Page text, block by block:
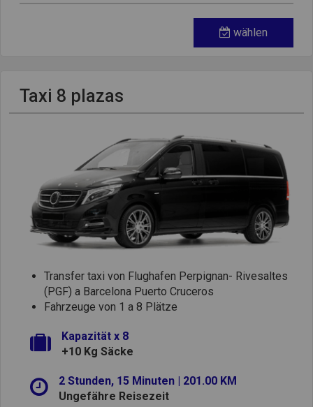
wählen
Taxi 8 plazas
Transfer taxi von Flughafen Perpignan- Rivesaltes
(PGF) a Barcelona Puerto Cruceros
Fahrzeuge von 1 a 8 Plätze
Kapazität x 8
+10 Kg Säcke
2 Stunden, 15 Minuten | 201.00 KM
Ungefähre Reisezeit